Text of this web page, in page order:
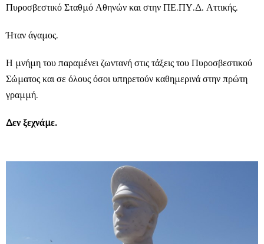
Πυροσβεστικό Σταθμό Αθηνών και στην ΠΕ.ΠΥ.Δ. Αττικής.
Ήταν άγαμος.
Η μνήμη του παραμένει ζωντανή στις τάξεις του Πυροσβεστικού
Σώματος και σε όλους όσοι υπηρετούν καθημερινά στην πρώτη
γραμμή.
Δεν ξεχνάμε.